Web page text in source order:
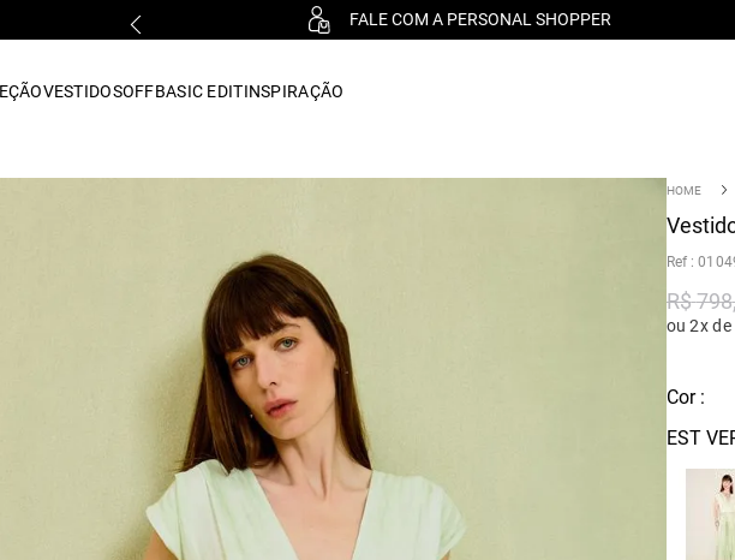
FALE COM A PERSONAL SHOPPER
VESTIDOSOFFBASIC EDITINSPIRAÇÃO
:
R$798
ou 2x de
Cor :
EST